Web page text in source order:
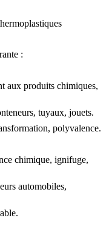
:
aux produits chimiques,
tuyaux, jouets.
polyvalence.
chimique, ignifuge,
automobiles,